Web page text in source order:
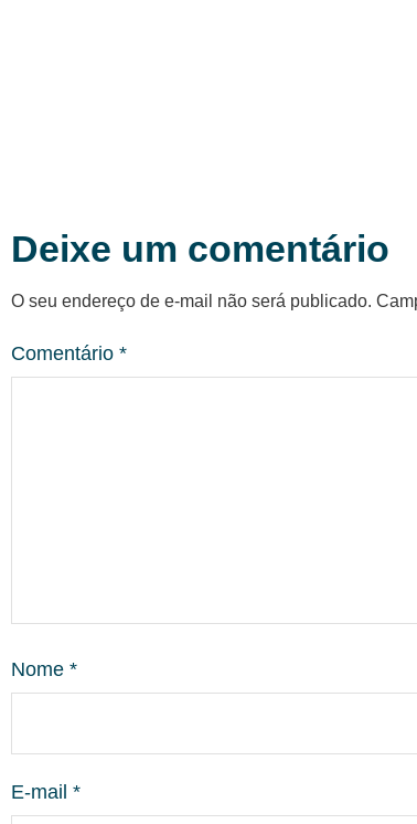
Deixe um comentário
O seu endereço de e-mail não será publicado.
Comentário *
Nome *
E-mail *